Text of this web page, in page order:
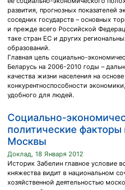
развития, прогнозных показателей
соседних государств – основных
и прежде всего Российской
таке стран ЕС и других
образований.
Главная цель социально-
Беларусь на 2006-2010 годы –
качества жизни населения на
конкурентноспособности
удобного для людей.
Социально-
политические
Москвы
Доклад, 18 Января 2012
Историк Забелин главное условие
княжества видит в национальном
хозяйственной деятельностью